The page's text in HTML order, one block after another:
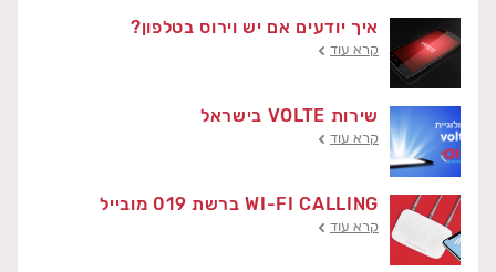
איך יודעים אם יש וירוס בטלפון?
קרא עוד
שירות VOLTE בישראל
קרא עוד
WI-FI CALLING ברשת 019 מובייל
קרא עוד